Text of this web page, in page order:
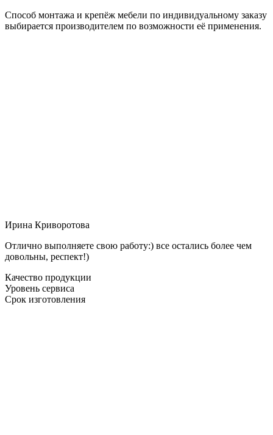
Способ монтажа и крепёж мебели по индивидуальному заказу
выбирается производителем по возможности её применения.
Ирина Криворотова
Отлично выполняете свою работу:) все остались более чем
довольны, респект!)
Качество продукции
Уровень сервиса
Срок изготовления